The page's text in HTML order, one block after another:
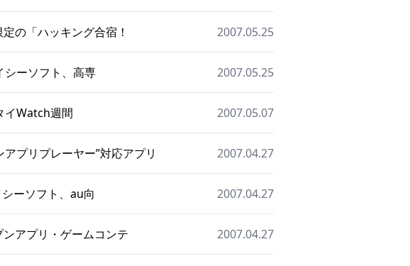
の「ハッキング合宿！ 2007.05.25
ーソフト、高専 2007.05.25
イWatch週間 2007.05.07
プリプレーヤー”対応アプリ 2007.04.27
ーソフト、au向 2007.04.27
アプリ・ゲームコンテ 2007.04.27